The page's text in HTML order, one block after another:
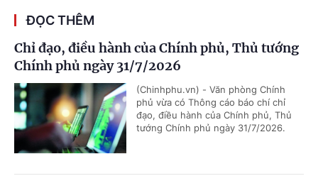
ĐỌC THÊM
Chỉ đạo, điều hành của Chính phủ, Thủ tướng
Chính phủ ngày 31/7/2026
(Chinhphu.vn) - Văn phòng Chính
phủ vừa có Thông cáo báo chí chỉ
đạo, điều hành của Chính phủ, Thủ
tướng Chính phủ ngày 31/7/2026.